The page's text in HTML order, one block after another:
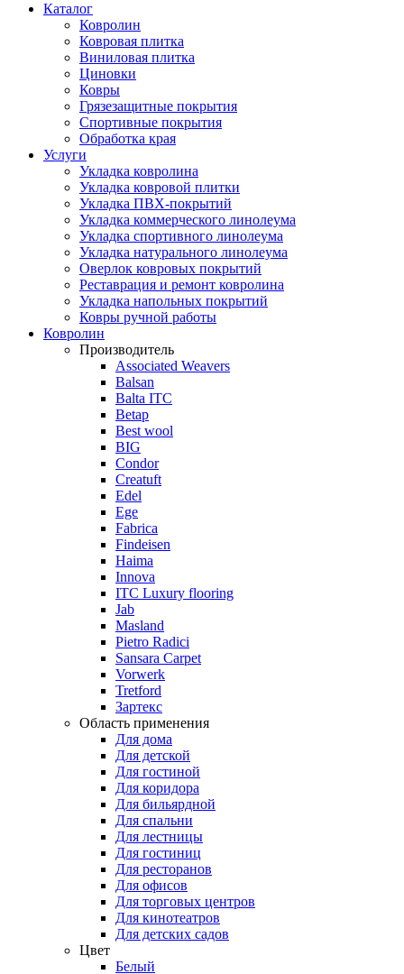
Каталог
Ковролин
Ковровая плитка
Виниловая плитка
Циновки
Ковры
Грязезащитные покрытия
Спортивные покрытия
Обработка края
Услуги
Укладка ковролина
Укладка ковровой плитки
Укладка ПВХ-покрытий
Укладка коммерческого линолеума
Укладка спортивного линолеума
Укладка натурального линолеума
Оверлок ковровых покрытий
Реставрация и ремонт ковролина
Укладка напольных покрытий
Ковры ручной работы
Ковролин
Производитель
Associated Weavers
Balsan
Balta ITC
Betap
Best wool
BIG
Condor
Creatuft
Edel
Ege
Fabrica
Findeisen
Haima
Innova
ITC Luxury flooring
Jab
Masland
Pietro Radici
Sansara Carpet
Vorwerk
Tretford
Зартекс
Область применения
Для дома
Для детской
Для гостиной
Для коридора
Для бильярдной
Для спальни
Для лестницы
Для гостиниц
Для ресторанов
Для офисов
Для торговых центров
Для кинотеатров
Для детских садов
Цвет
Белый